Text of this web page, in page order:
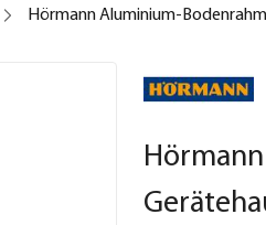
Hörmann Aluminium-